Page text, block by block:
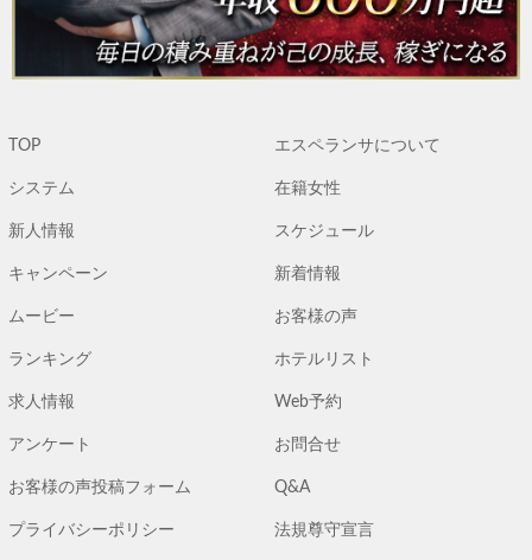
TOP エスペランサについて
システム 在籍女性
新人情報 スケジュール
キャンペーン 新着情報
ムービー お客様の声
ランキング ホテルリスト
求人情報 Web予約
アンケート お問合せ
お客様の声投稿フォーム Q&A
プライバシーポリシー 法規尊守宣言